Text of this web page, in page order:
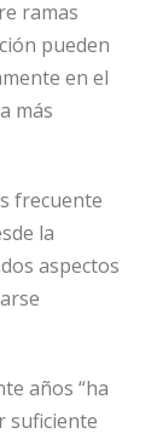
ramas
pueden
en el
más
frecuente
la
aspectos
años “ha
suficiente